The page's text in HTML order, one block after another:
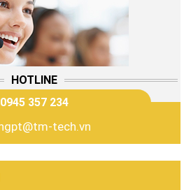
HOTLINE
0945 357 234
tech.vn